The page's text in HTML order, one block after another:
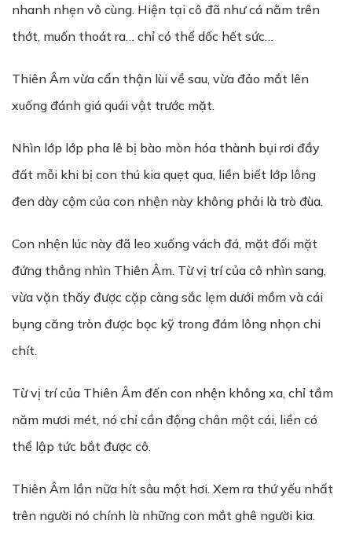
nhanh nhẹn vô cùng. Hiện tại cô đã như cá nằm trên
thớt, muốn thoát ra… chỉ có thể dốc hết sức…
Thiên Âm vừa cẩn thận lùi về sau, vừa đảo mắt lên
xuống đánh giá quái vật trước mặt.
Nhìn lớp lớp pha lê bị bào mòn hóa thành bụi rơi đầy
đất mỗi khi bị con thú kia quẹt qua, liền biết lớp lông
đen dày cộm của con nhện này không phải là trò đùa.
Con nhện lúc này đã leo xuống vách đá, mặt đối mặt
đứng thẳng nhìn Thiên Âm. Từ vị trí của cô nhìn sang,
vừa vặn thấy được cặp càng sắc lẹm dưới mồm và cái
bụng căng tròn được bọc kỹ trong đám lông nhọn chi
chít.
Từ vị trí của Thiên Âm đến con nhện không xa, chỉ tầm
năm mươi mét, nó chỉ cần động chân một cái, liền có
thể lập tức bắt được cô.
Thiên Âm lần nữa hít sâu một hơi. Xem ra thứ yếu nhất
trên người nó chính là những con mắt ghê người kia.